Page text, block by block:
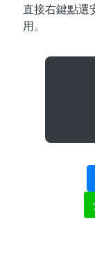
直接右鍵點選
用。